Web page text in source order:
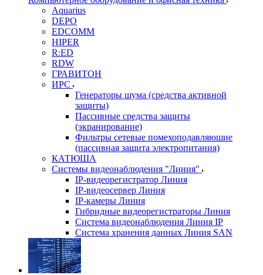
Aquarius
DEPO
EDCOMM
HIPER
R:ED
RDW
ГРАВИТОН
ИРС
Генераторы шума (средства активной
защиты)
Пассивные средства защиты
(экранирование)
Фильтры сетевые помехоподавляюшие
(пассивная защита электропитания)
КАТЮША
Системы видеонаблюдения "Линия"
IP-видеорегистратор Линия
IP-видеосервер Линия
IP-камеры Линия
Гибридные видеорегистраторы Линия
Система видеонаблюдения Линия IP
Система хранения данных Линия SAN